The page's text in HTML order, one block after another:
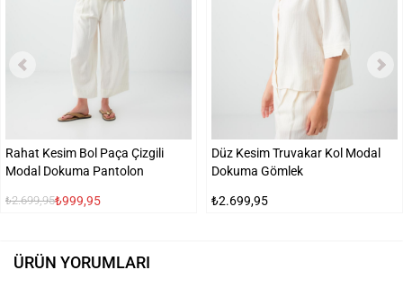
Rahat Kesim Bol Paça Çizgili
Modal Dokuma Pantolon
₺2.699,95₺999,95
Düz Kesim Truvakar Kol Modal
Dokuma Gömlek
₺2.699,95
ÜRÜN YORUMLARI